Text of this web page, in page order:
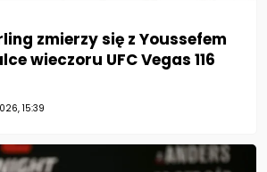
zmierzy się z Youssefem
wieczoru UFC Vegas 116
15:39